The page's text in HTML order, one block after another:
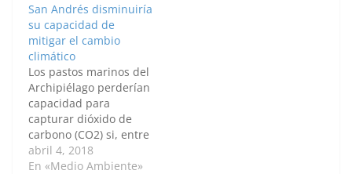
San Andrés disminuiría
su capacidad de
mitigar el cambio
climático
Los pastos marinos del
Archipiélago perderían
capacidad para
capturar dióxido de
carbono (CO2) si, entre
otras intervenciones,
se intensifican
abril 4, 2018
En «Medio Ambiente»